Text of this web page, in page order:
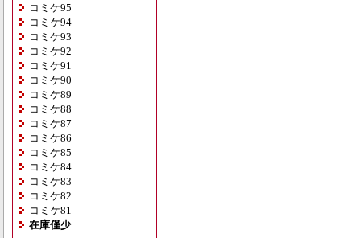
コミケ95
コミケ94
コミケ93
コミケ92
コミケ91
コミケ90
コミケ89
コミケ88
コミケ87
コミケ86
コミケ85
コミケ84
コミケ83
コミケ82
コミケ81
在庫僅少